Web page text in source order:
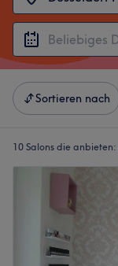
Sortieren nach
10 Salons die anbieten: